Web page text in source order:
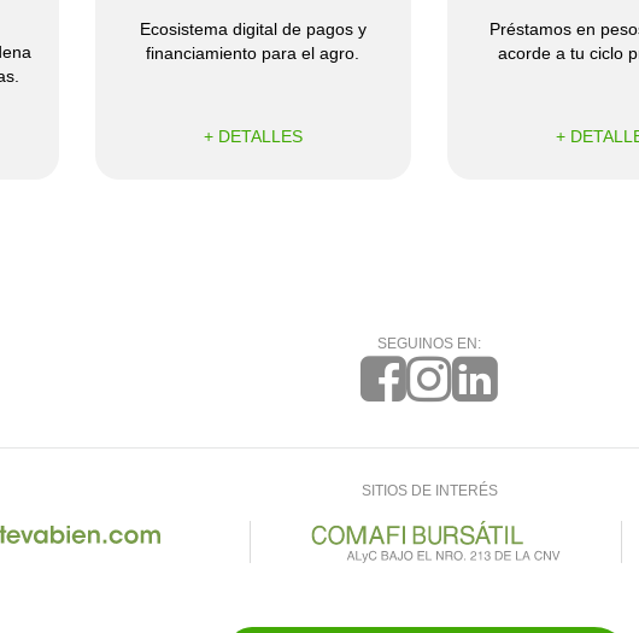
Factura de Crédito Electrónica
Ecosistema digital de pagos y
financiamiento para el agro.
+ DETALLES
Préstamos en
acorde a tu ciclo
+
SEGUINOS EN:
SITIOS DE INTERÉS